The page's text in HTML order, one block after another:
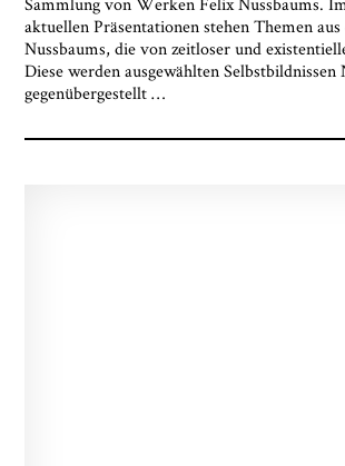
aktuellen Präsentationen stehen Themen
Nussbaums, die von zeitloser und
Diese werden ausgewählten Selbstbildnissen
gegenübergestellt…